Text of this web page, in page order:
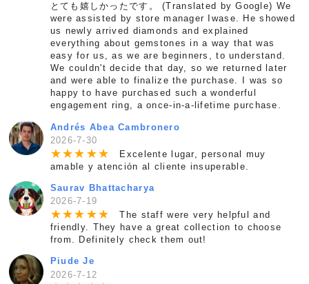
とても嬉しかったです。 (Translated by Google) We
were assisted by store manager Iwase. He showed
us newly arrived diamonds and explained
everything about gemstones in a way that was
easy for us, as we are beginners, to understand.
We couldn't decide that day, so we returned later
and were able to finalize the purchase. I was so
happy to have purchased such a wonderful
engagement ring, a once-in-a-lifetime purchase.
Andrés Abea Cambronero
2026-7-30
★★★ ★★
Excelente lugar, personal muy
amable y atención al cliente insuperable.
Saurav Bhattacharya
2026-7-19
★★★ ★★
The staff were very helpful and
friendly. They have a great collection to choose
from. Definitely check them out!
Piude Je
2026-7-12